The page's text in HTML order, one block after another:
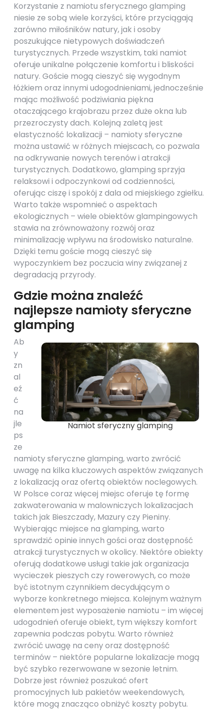
Korzystanie z namiotu sferycznego glamping
niesie ze sobą wiele korzyści, które przyciągają
zarówno miłośników natury, jak i osoby
poszukujące nietypowych doświadczeń
turystycznych. Przede wszystkim, taki namiot
oferuje unikalne połączenie komfortu i bliskości
natury. Goście mogą cieszyć się wygodnym
łóżkiem oraz innymi udogodnieniami, jednocześnie
mając możliwość podziwiania piękna
otaczającego krajobrazu przez duże okna lub
przezroczysty dach. Kolejną zaletą jest
elastyczność lokalizacji – namioty sferyczne
można ustawić w różnych miejscach, co pozwala
na odkrywanie nowych terenów i atrakcji
turystycznych. Dodatkowo, glamping sprzyja
relaksowi i odpoczynkowi od codzienności,
oferując ciszę i spokój z dala od miejskiego zgiełku.
Warto także wspomnieć o aspektach
ekologicznych – wiele obiektów glampingowych
stawia na zrównoważony rozwój oraz
minimalizację wpływu na środowisko naturalne.
Dzięki temu goście mogą cieszyć się
wypoczynkiem bez poczucia winy związanej z
degradacją przyrody.
Gdzie można znaleźć
najlepsze namioty sferyczne
glamping
Namiot sferyczny glamping
Ab
y
zn
al
eź
ć
na
jle
ps
ze
namioty sferyczne glamping, warto zwrócić
uwagę na kilka kluczowych aspektów związanych
z lokalizacją oraz ofertą obiektów noclegowych.
W Polsce coraz więcej miejsc oferuje tę formę
zakwaterowania w malowniczych lokalizacjach
takich jak Bieszczady, Mazury czy Pieniny.
Wybierając miejsce na glamping, warto
sprawdzić opinie innych gości oraz dostępność
atrakcji turystycznych w okolicy. Niektóre obiekty
oferują dodatkowe usługi takie jak organizacja
wycieczek pieszych czy rowerowych, co może
być istotnym czynnikiem decydującym o
wyborze konkretnego miejsca. Kolejnym ważnym
elementem jest wyposażenie namiotu – im więcej
udogodnień oferuje obiekt, tym większy komfort
zapewnia podczas pobytu. Warto również
zwrócić uwagę na ceny oraz dostępność
terminów – niektóre popularne lokalizacje mogą
być szybko rezerwowane w sezonie letnim.
Dobrze jest również poszukać ofert
promocyjnych lub pakietów weekendowych,
które mogą znacząco obniżyć koszty pobytu.